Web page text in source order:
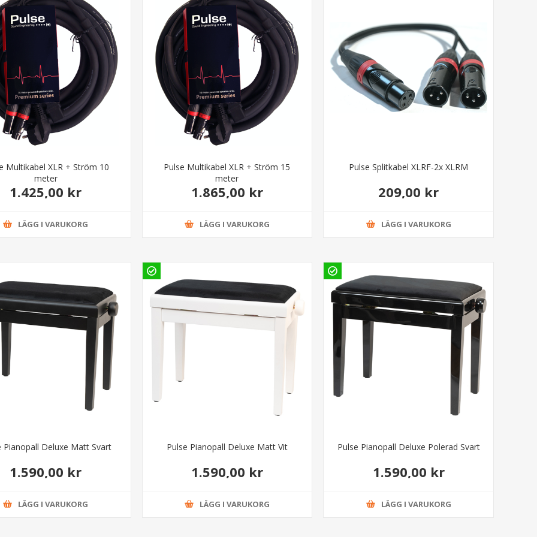
Multikabel XLR + Ström 10
meter
1.425,00 kr
LÄGG I VARUKORG
Pulse Multikabel XLR + Ström 15
meter
1.865,00 kr
LÄGG I VARUKORG
Pulse Splitkabel XLRF-2x XLRM
209,00 kr
LÄGG I VARUKORG
Pianopall Deluxe Matt Svart
1.590,00 kr
LÄGG I VARUKORG
Pulse Pianopall Deluxe Matt Vit
1.590,00 kr
LÄGG I VARUKORG
Pulse Pianopall Deluxe Polerad Svart
1.590,00 kr
LÄGG I VARUKORG